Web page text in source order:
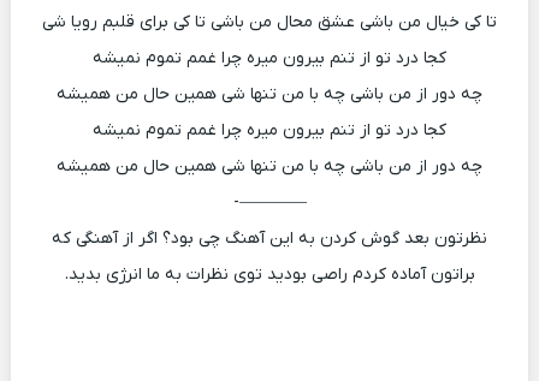
تا کی خیال من باشی عشق محال من باشی تا کی برای قلبم رویا شی
کجا درد تو از تنم بیرون میره چرا غمم تموم نمیشه
چه دور از من باشی چه با من تنها شی همین حال من همیشه
کجا درد تو از تنم بیرون میره چرا غمم تموم نمیشه
چه دور از من باشی چه با من تنها شی همین حال من همیشه
————-
نظرتون بعد گوش کردن به این آهنگ چی بود؟ اگر از آهنگی که
براتون آماده کردم راصی بودید توی نظرات به ما انرژی بدید.